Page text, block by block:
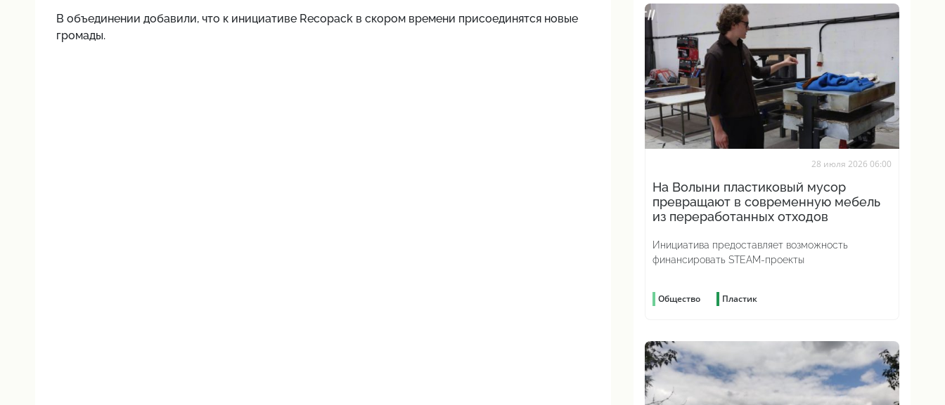
В объединении добавили, что к инициативе Recopack в скором времени присоединятся новые
громады.
28 июля 2026 06:00
На Волыни пластиковый мусор
превращают в современную мебель
из переработанных отходов
Инициатива предоставляет возможность
финансировать STEAM-проекты
Общество Пластик